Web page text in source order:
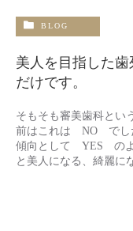
BLOG
美人を目指した
だけです。
そもそも審美歯科とい
前はこれは NO でし
傾向として YES のよ
と美人になる、綺麗